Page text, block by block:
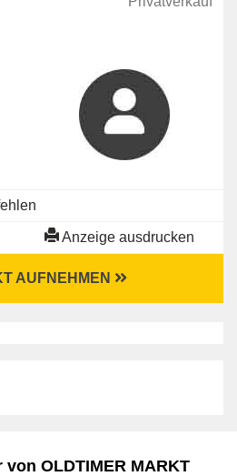
Anzeige ausdrucken
AUFNEHMEN
OLDTIMER MARKT